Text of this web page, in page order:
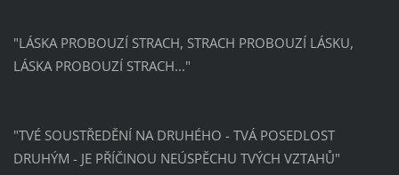
"LÁSKA PROBOUZÍ STRACH, STRACH PROBOUZÍ LÁSKU,
LÁSKA PROBOUZÍ STRACH..."
"TVÉ SOUSTŘEDĚNÍ NA DRUHÉHO - TVÁ POSEDLOST
DRUHÝM - JE PŘÍČINOU NEÚSPĚCHU TVÝCH VZTAHŮ"